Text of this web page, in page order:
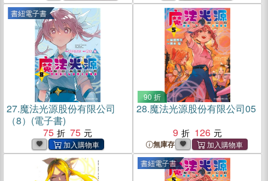
書紐電子書
27.魔法光源股份有限公司
（8）(電子書)
75
75
90 折
28.魔法光源股份有限公司05
9
126
無庫存
書紐電子書